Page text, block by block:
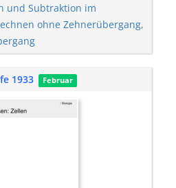
und Subtraktion im
ohne Zehnerübergang,
1933 Februar